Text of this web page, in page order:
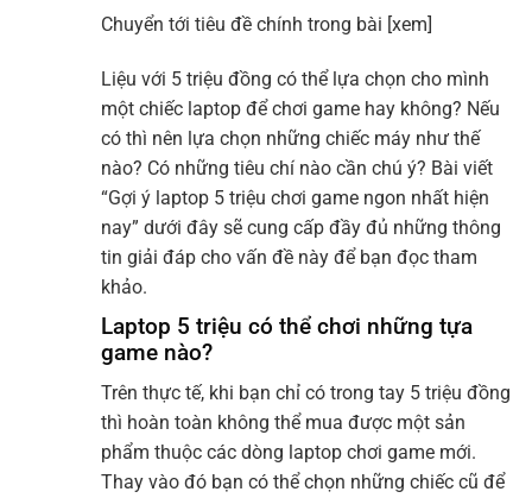
Chuyển tới tiêu đề chính trong bài [xem]
Liệu với 5 triệu đồng có thể lựa chọn cho mình
một chiếc laptop để chơi game hay không? Nếu
có thì nên lựa chọn những chiếc máy như thế
nào? Có những tiêu chí nào cần chú ý? Bài viết
“Gợi ý laptop 5 triệu chơi game ngon nhất hiện
nay” dưới đây sẽ cung cấp đầy đủ những thông
tin giải đáp cho vấn đề này để bạn đọc tham
khảo.
Laptop 5 triệu có thể chơi những tựa
game nào?
Trên thực tế, khi bạn chỉ có trong tay 5 triệu đồng
thì hoàn toàn không thể mua được một sản
phẩm thuộc các dòng laptop chơi game mới.
Thay vào đó bạn có thể chọn những chiếc cũ để